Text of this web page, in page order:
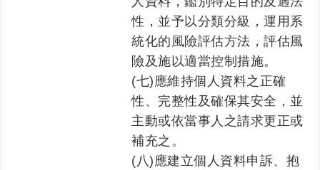
性，並予以分類分級，運用系
統化的風險評估方法，評估風
險及施以適當控制措施。
(七)應維持個人資料之正確
性、完整性及確保其安全，並
主動或依當事人之請求更正或
補充之。
(八)應建立個人資料申訴、抱